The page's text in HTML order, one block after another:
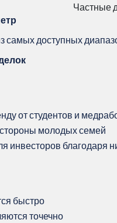
Частные
самых доступных
от студентов и
молодых семей
инвесторов благодаря
быстро
точечно